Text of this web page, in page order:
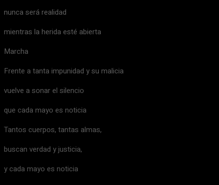
nunca será realidad
mientras la herida esté abierta
Marcha
Frente a tanta impunidad y su malicia
vuelve a sonar el silencio
que cada mayo es noticia
Tantos cuerpos, tantas almas,
buscan verdad y justicia,
y cada mayo es noticia